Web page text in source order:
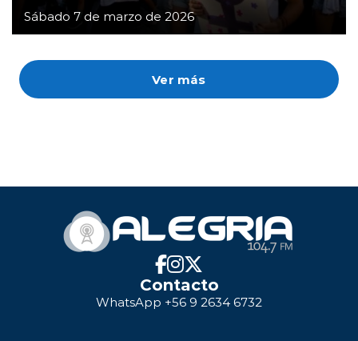
Ver más
Sábado 7 de marzo de 2026
Contacto
WhatsApp +56 9 2634 6732